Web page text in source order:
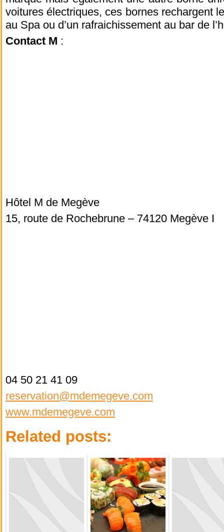
voitures électriques, ces bornes rechargent
au Spa ou d’un rafraichissement au bar de
Contact M :
Hôtel M de Megève
15, route de Rochebrune – 74120 Megève I
04 50 21 41 09
reservation@mdemegeve.com
www.mdemegeve.com
Related posts: